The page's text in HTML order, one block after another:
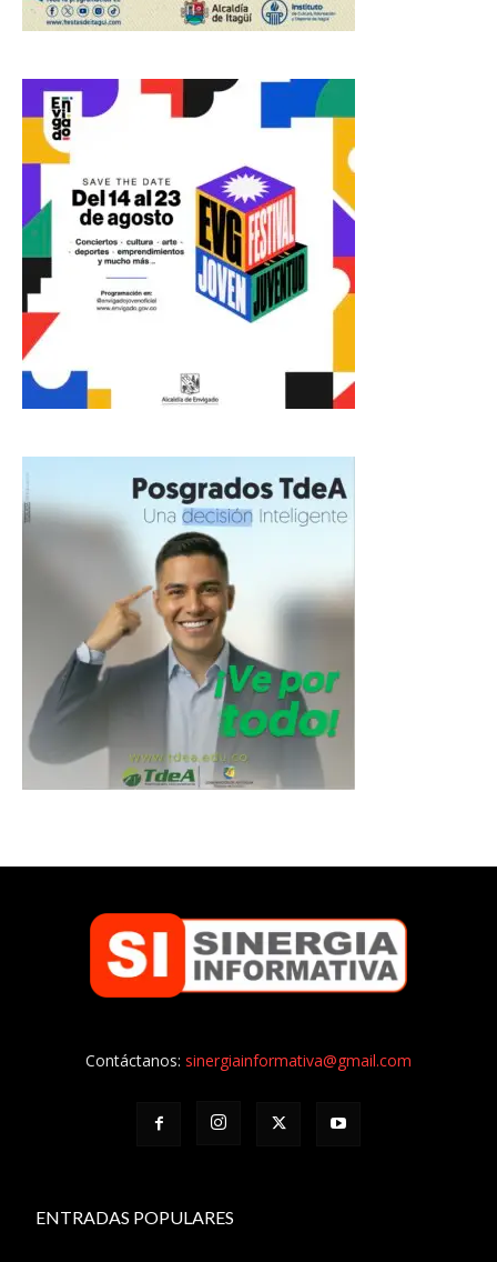
Contáctanos: sinergiainformativa@gmail.com
ENTRADAS POPULARES